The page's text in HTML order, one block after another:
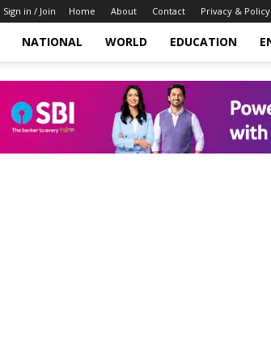
Sign in / Join Home About Contact Privacy & Policy
NATIONAL WORLD EDUCATION